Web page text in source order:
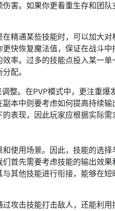
害。如果你更看重生存和团队
精通某些技能时，可以加大对
快恢复魔法值，保证在战斗中
率。过多的技能点投入某一单
配。
整。在PVP模式中，更注重爆
本中则要考虑如何提高持续输
表现，因此玩家应根据实际需
使用场景。因此，技能的选择
首先需要考虑技能的输出效果
其他技能进行衔接，能够在短
攻击技能打击敌人，还能利用